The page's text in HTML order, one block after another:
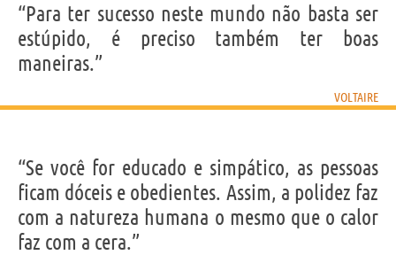
“Para ter sucesso neste mundo não basta ser
estúpido, é preciso também ter boas
maneiras.”
VOLTAIRE
“Se você for educado e simpático, as pessoas
ficam dóceis e obedientes. Assim, a polidez faz
com a natureza humana o mesmo que o calor
faz com a cera.”